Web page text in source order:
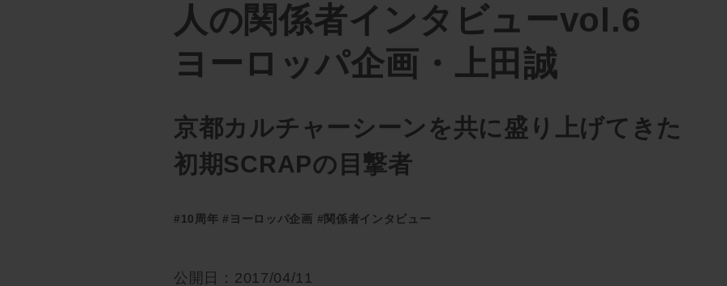
人の関係者インタビューvol.6
ヨーロッパ企画・上田誠
京都カルチャーシーンを共に盛り上げてきた
初期SCRAPの目撃者
#10周年 #ヨーロッパ企画 #関係者インタビュー
公開日：2017/04/11